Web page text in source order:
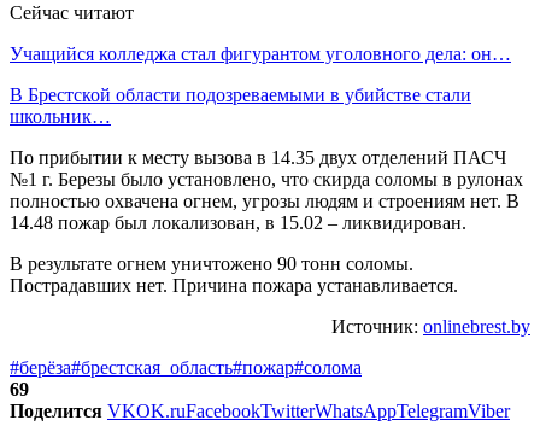
Сейчас читают
Учащийся колледжа стал фигурантом уголовного дела: он…
В Брестской области подозреваемыми в убийстве стали
школьник…
По прибытии к месту вызова в 14.35 двух отделений ПАСЧ
№1 г. Березы было установлено, что скирда соломы в рулонах
полностью охвачена огнем, угрозы людям и строениям нет. В
14.48 пожар был локализован, в 15.02 – ликвидирован.
В результате огнем уничтожено 90 тонн соломы.
Пострадавших нет. Причина пожара устанавливается.
Источник: onlinebrest.by
#берёза#брестская_область#пожар#солома
69
Поделится VKOK.ruFacebookTwitterWhatsAppTelegramViber